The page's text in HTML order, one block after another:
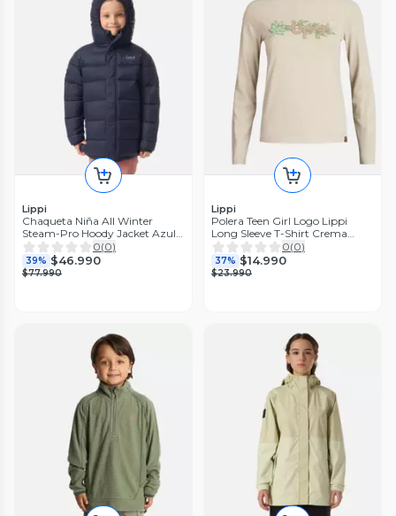
Lippi
Chaqueta Niña All Winter
Steam-Pro Hoody Jacket Azul
Marino Lippi I26
0(0)
39% $46.990
$77.990
Lippi
Polera Teen Girl Logo Lippi
Long Sleeve T-Shirt Crema
Lippi
0(0)
37% $14.990
$23.990